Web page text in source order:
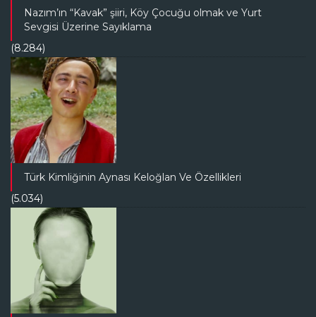
Nazım’ın “Kavak” şiiri, Köy Çocuğu olmak ve Yurt
Sevgisi Üzerine Sayıklama
(8.284)
Türk Kimliğinin Aynası Keloğlan Ve Özellikleri
(5.034)